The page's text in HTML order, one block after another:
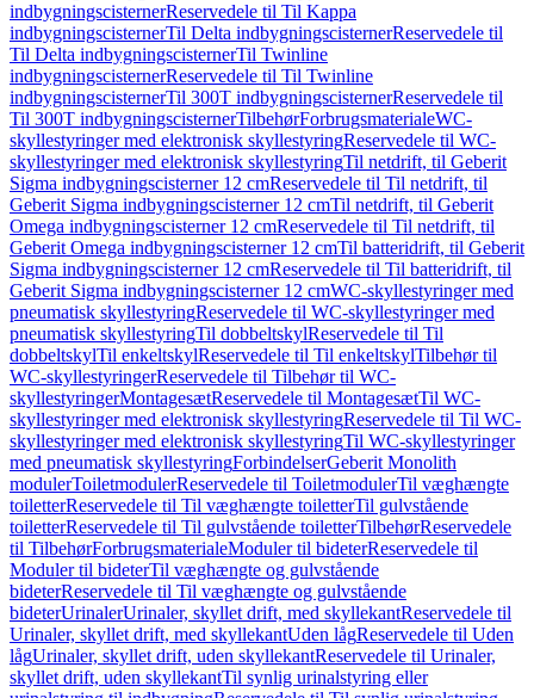
indbygningscisternerReservedele til Til Kappa
indbygningscisternerTil Delta indbygningscisternerReservedele til
Til Delta indbygningscisternerTil Twinline
indbygningscisternerReservedele til Til Twinline
indbygningscisternerTil 300T indbygningscisternerReservedele til
Til 300T indbygningscisternerTilbehørForbrugsmaterialeWC-
skyllestyringer med elektronisk skyllestyringReservedele til WC-
skyllestyringer med elektronisk skyllestyringTil netdrift, til Geberit
Sigma indbygningscisterner 12 cmReservedele til Til netdrift, til
Geberit Sigma indbygningscisterner 12 cmTil netdrift, til Geberit
Omega indbygningscisterner 12 cmReservedele til Til netdrift, til
Geberit Omega indbygningscisterner 12 cmTil batteridrift, til Geberit
Sigma indbygningscisterner 12 cmReservedele til Til batteridrift, til
Geberit Sigma indbygningscisterner 12 cmWC-skyllestyringer med
pneumatisk skyllestyringReservedele til WC-skyllestyringer med
pneumatisk skyllestyringTil dobbeltskylReservedele til Til
dobbeltskylTil enkeltskylReservedele til Til enkeltskylTilbehør til
WC-skyllestyringerReservedele til Tilbehør til WC-
skyllestyringerMontagesætReservedele til MontagesætTil WC-
skyllestyringer med elektronisk skyllestyringReservedele til Til WC-
skyllestyringer med elektronisk skyllestyringTil WC-skyllestyringer
med pneumatisk skyllestyringForbindelserGeberit Monolith
modulerToiletmodulerReservedele til ToiletmodulerTil væghængte
toiletterReservedele til Til væghængte toiletterTil gulvstående
toiletterReservedele til Til gulvstående toiletterTilbehørReservedele
til TilbehørForbrugsmaterialeModuler til bideterReservedele til
Moduler til bideterTil væghængte og gulvstående
bideterReservedele til Til væghængte og gulvstående
bideterUrinalerUrinaler, skyllet drift, med skyllekantReservedele til
Urinaler, skyllet drift, med skyllekantUden lågReservedele til Uden
lågUrinaler, skyllet drift, uden skyllekantReservedele til Urinaler,
skyllet drift, uden skyllekantTil synlig urinalstyring eller